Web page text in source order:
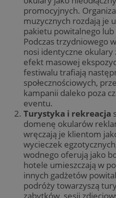
promocyjnych.
muzycznych rozdają je
pakietu powitalnego
Podczas trzydniowego
nosi identyczne okulary
efekt masowej
festiwalu trafiają
społecznościowych,
kampanii daleko poza
eventu.
Turystyka i rekreacja
domenę okularów
wręczają je klientom
wycieczek
wodnego oferują jako
hotele umieszczają w
innych gadżetów
podróży towarzyszą
zabytków, sesji